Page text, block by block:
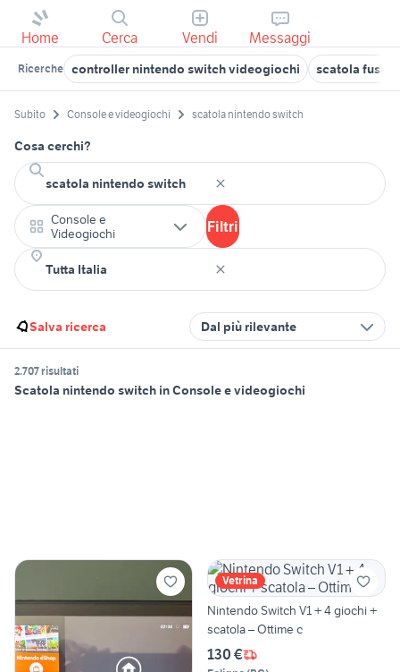
Home Cerca Vendi Messaggi
Ricerche controller nintendo switch videogiochi scatola
Subito Console e videogiochi scatola nintendo switch
Cosa cerchi?
Console e
Videogiochi
Filtri
Salva ricerca Dal più rilevante
2.707 risultati
Scatola nintendo switch in Console e videogiochi
Vetrina
Nintendo Switch V1 + 4 giochi +
scatola – Ottime c
130 €